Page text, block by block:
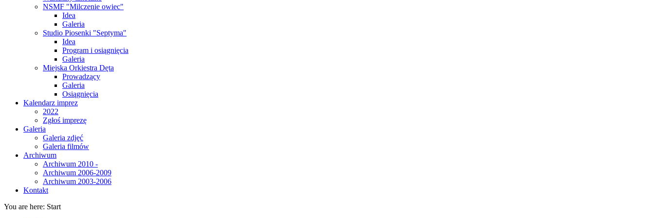
NSMF "Milczenie owiec"
Idea
Galeria
Studio Piosenki "Septyma"
Idea
Program i osiągnięcia
Galeria
Miejska Orkiestra Dęta
Prowadzący
Galeria
Osiągnięcia
Kalendarz imprez
2022
Zgłoś imprezę
Galeria
Galeria zdjęć
Galeria filmów
Archiwum
Archiwum 2010 -
Archiwum 2006-2009
Archiwum 2003-2006
Kontakt
You are here: Start